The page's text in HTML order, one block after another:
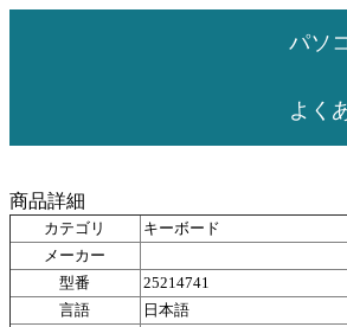
パソ
よく
商品詳細
カテゴリ
キーボード
メーカー
型番
25214741
言語
日本語